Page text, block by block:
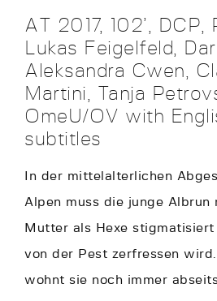
AT 2017, 102’, DCP,
Lukas Feigelfeld,
Aleksandra Cwen,
Martini, Tanja
OmeU/OV with
subtitles
In der mittelalterlichen
Alpen muss die junge Albrun
Mutter als Hexe
von der Pest zerfressen
wohnt sie noch immer